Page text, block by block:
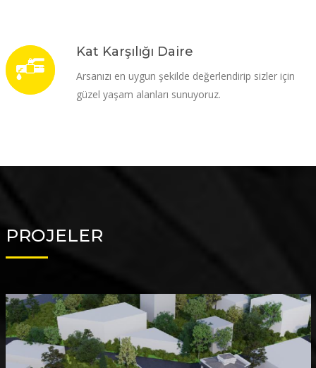
Kat Karşılığı Daire
Arsanızı en uygun şekilde değerlendirip sizler için
güzel yaşam alanları sunuyoruz.
PROJELER